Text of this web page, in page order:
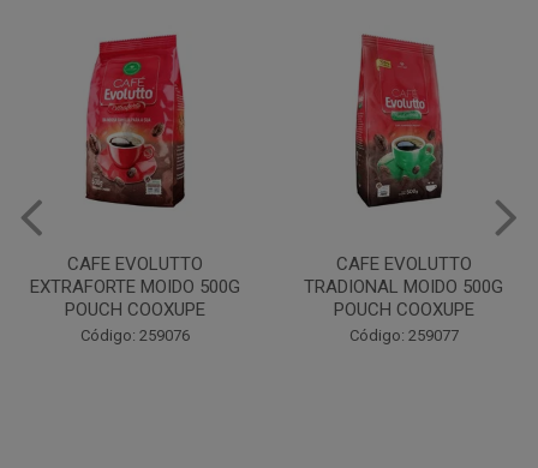
CAFE EVOLUTTO
EXTRAFORTE MOIDO 500G
POUCH COOXUPE
Código: 259076
CAFE EVOLUTTO
TRADIONAL MOIDO 500G
POUCH COOXUPE
Código: 259077